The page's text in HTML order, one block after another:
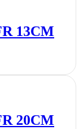
13CM
20CM